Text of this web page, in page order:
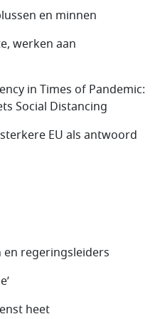
en minnen
werken aan
in Times of Pandemic:
Social Distancing
EU als antwoord
regeringsleiders
heet